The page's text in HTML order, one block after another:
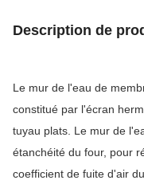
Description de
Le mur de l'eau de
constitué par l'écran
tuyau plats. Le mur de
étanchéité du four, pour
coefficient de fuite d'air